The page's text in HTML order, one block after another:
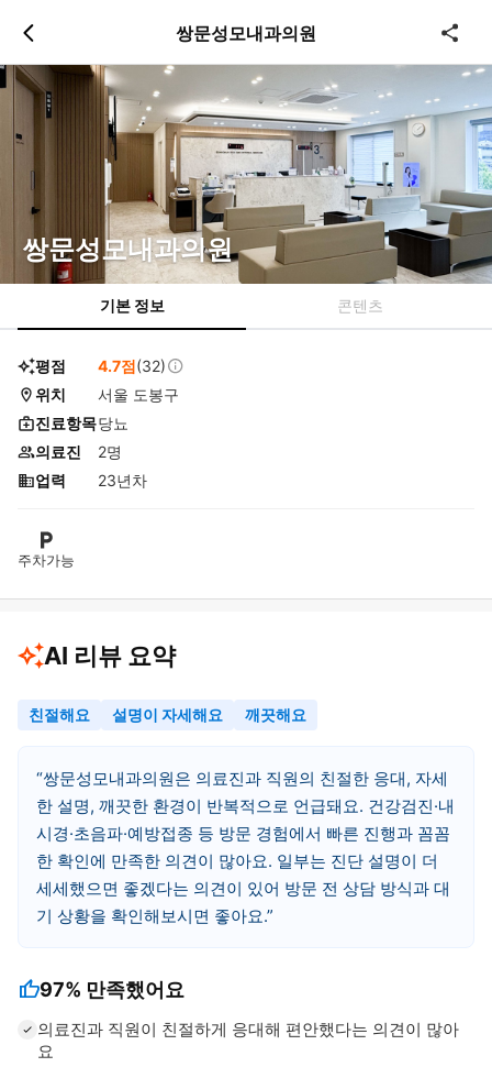
쌍문성모내과의원
쌍문성모내과의원
기본 정보 콘텐츠
평점 4.7점(32)
위치
서울 도봉구
진료항목당뇨
의료진
2명
업력
23년차
주차가능
AI 리뷰 요약
친절해요 설명이 자세해요 깨끗해요
쌍문성모내과의원은 의료진과 직원의 친절한 응대, 자세
한 설명, 깨끗한 환경이 반복적으로 언급돼요. 건강검진·내
시경·초음파·예방접종 등 방문 경험에서 빠른 진행과 꼼꼼
한 확인에 만족한 의견이 많아요. 일부는 진단 설명이 더
세세했으면 좋겠다는 의견이 있어 방문 전 상담 방식과 대
기 상황을 확인해보시면 좋아요.
thumb_up97% 만족했어요
의료진과 직원이 친절하게 응대해 편안했다는 의견이 많아
요